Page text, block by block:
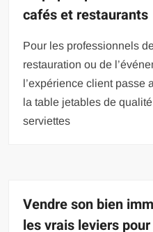
cafés et restaurants
Pour les professionnels
restauration ou de
l’expérience client passe
la table jetables de
serviettes
Vendre son bien
les vrais leviers